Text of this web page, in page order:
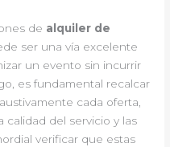
de alquiler de
ser una vía excelente
un evento sin incurrir
es fundamental recalcar
cada oferta,
calidad del servicio y las
verificar que estas